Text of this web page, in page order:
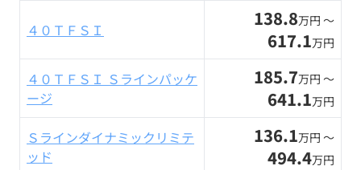
４０ＴＦＳＩ 138.8万円 〜
617.1万円
４０ＴＦＳＩ Ｓラインパッケ
ージ
185.7万円 〜
641.1万円
Ｓラインダイナミックリミテ
ッド
136.1万円 〜
494.4万円